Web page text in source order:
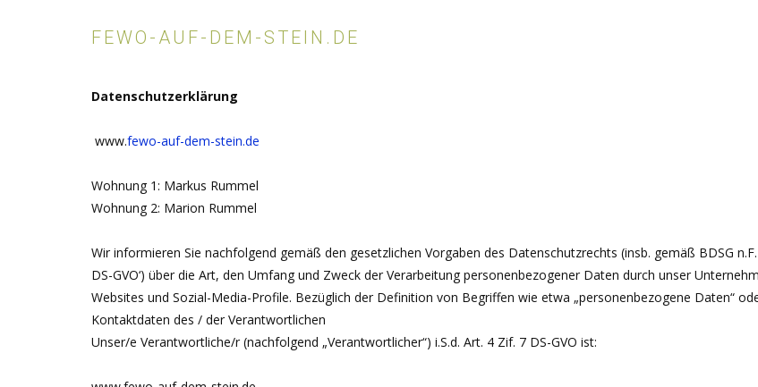
FEWO-AUF-DEM-STEIN.DE
Datenschutzerklärung
www.fewo-auf-dem-stein.de
Wohnung 1: Markus Rummel
Wohnung 2: Marion Rummel
Wir informieren Sie nachfolgend gemäß den gesetzlichen Vorgaben des Datenschutzrechts (insb. gemäß BDSG
DS-GVO‘) über die Art, den Umfang und Zweck der Verarbeitung personenbezogener Daten durch unser
Websites und Sozial-Media-Profile. Bezüglich der Definition von Begriffen wie etwa „personenbezogene Daten“
Kontaktdaten des / der Verantwortlichen
Unser/e Verantwortliche/r (nachfolgend „Verantwortlicher“) i.S.d. Art. 4 Zif. 7 DS-GVO ist: